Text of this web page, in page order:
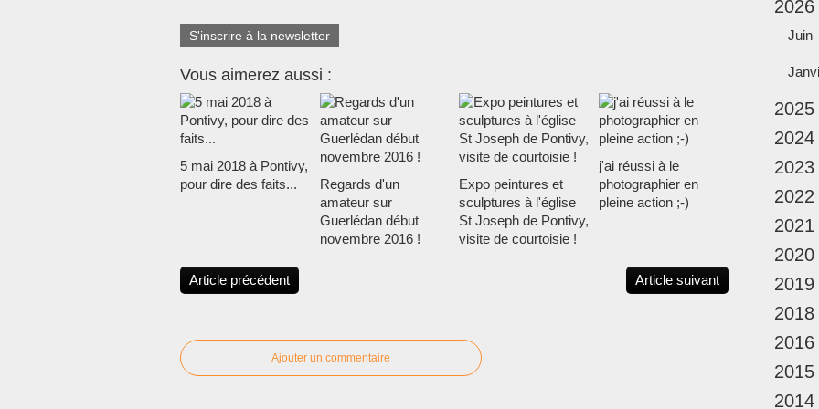
S'inscrire à la newsletter
Vous aimerez aussi :
5 mai 2018 à Pontivy,
pour dire des faits...
Regards d'un
amateur sur
Guerlédan début
novembre 2016 !
Expo peintures et
sculptures à l'église
St Joseph de Pontivy,
visite de courtoisie !
j'ai réussi à le
photographier en
pleine action ;-)
Article précédent Article suivant
Ajouter un commentaire
2026
Juin
2025
2024
2023
2022
2021
2020
2019
2018
2016
2015
2014